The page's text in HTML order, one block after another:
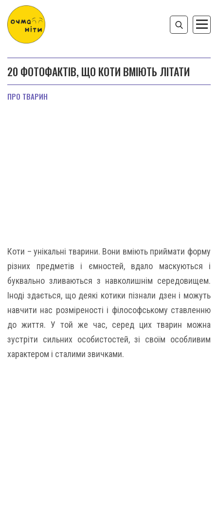
20 ФОТОФАКТІВ, ЩО КОТИ ВМІЮТЬ ЛІТАТИ
ПРО ТВАРИН
Коти – унікальні тварини. Вони вміють приймати форму
різних предметів і ємностей, вдало маскуються і
буквально зливаються з навколишнім середовищем.
Іноді здається, що деякі котики пізнали дзен і можуть
навчити нас розміреності і філософському ставленню
до життя. У той же час, серед цих тварин можна
зустріти сильних особистостей, зі своїм особливим
характером і сталими звичками.